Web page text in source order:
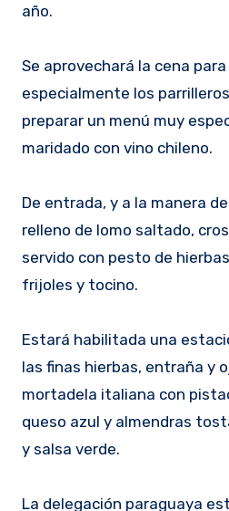
año.
Se aprovechará la cena
especialmente los
preparar un menú muy
maridado con vino chileno.
De entrada, y a la manera
relleno de lomo saltado,
servido con pesto de
frijoles y tocino.
Estará habilitada una
las finas hierbas, entraña y
mortadela italiana con
queso azul y almendras
y salsa verde.
La delegación paraguaya